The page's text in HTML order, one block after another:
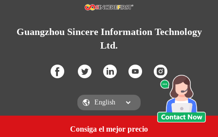
Consiga el mejor precio
Guangzhou Sincere Information Technology
Ltd.
Guangzhou Sincere Information Technology Ltd.
Consigue una cotización